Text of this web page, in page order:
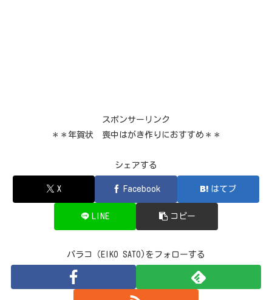
スポンサーリンク
＊＊年賀状 喪中はがき作りにおすすめ＊＊
シェアする
X Facebook はてブ
LINE コピー
パラコ（EIKO SATO)をフォローする